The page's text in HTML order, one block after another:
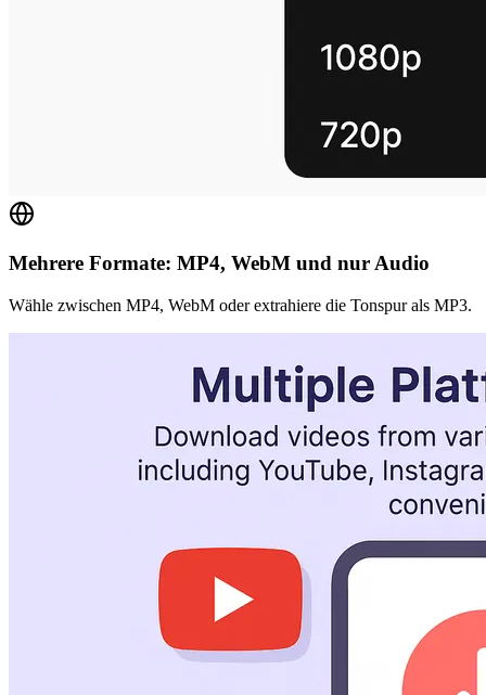
Mehrere Formate: MP4, WebM und nur Audio
Wähle zwischen MP4, WebM oder extrahiere die Tonspur als MP3.